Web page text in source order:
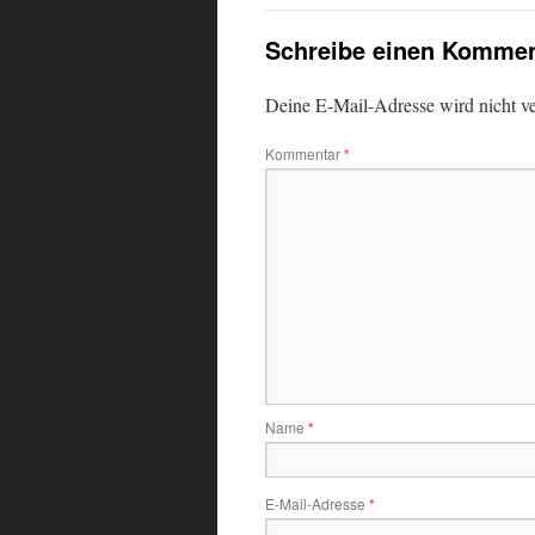
Schreibe einen
Deine E-Mail-Adresse wird nicht
Kommentar*
Name *
E-Mail-Adresse *